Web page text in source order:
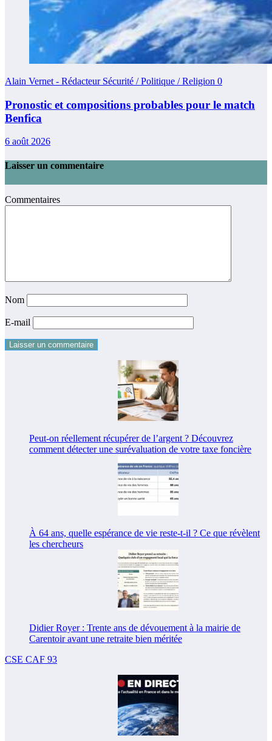
Alain Vernet - Rédacteur Sécurité / Politique / Religion 0
Pronostic et compositions probables pour le match
Benfica
6 août 2026
Laisser un commentaire
Commentaires
Nom
E-mail
Peut-on réellement récupérer de l’argent ? Découvrez
comment détecter une surévaluation de votre taxe foncière
À 64 ans, quelle espérance de vie reste-t-il ? Ce que révèlent
les chercheurs
Didier Royer : Trente ans de dévouement à la mairie de
Carentoir avant une retraite bien méritée
CSE CAF 93